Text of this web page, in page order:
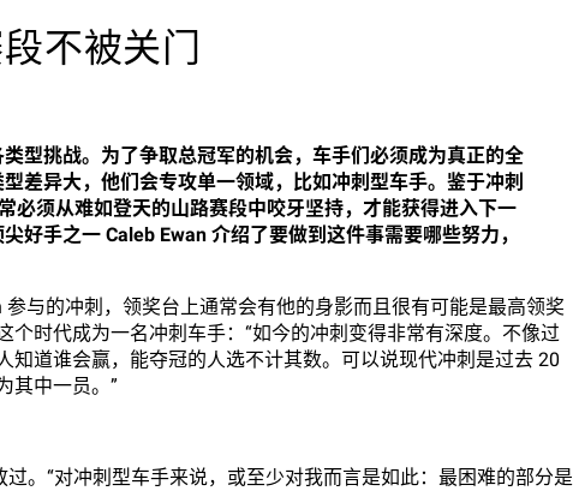
不被关门
型挑战。为了争取总冠军的机会，车手们必须成为真正的全
差异大，他们会专攻单一领域，比如冲刺型车手。鉴于冲刺
必须从难如登天的山路赛段中咬牙坚持，才能获得进入下一
好手之一 Caleb Ewan 介绍了要做到这件事需要哪些努力，
与的冲刺，领奖台上通常会有他的身影而且很有可能是最高领奖
时代成为一名冲刺车手：“如今的冲刺变得非常有深度。不像过
知道谁会赢，能夺冠的人选不计其数。可以说现代冲刺是过去 20
其中一员。”
。“对冲刺型车手来说，或至少对我而言是如此：最困难的部分是